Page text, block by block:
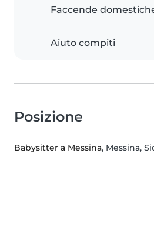
Faccende
Aiuto compiti
Posizione
Babysitter a Messina, Messina,